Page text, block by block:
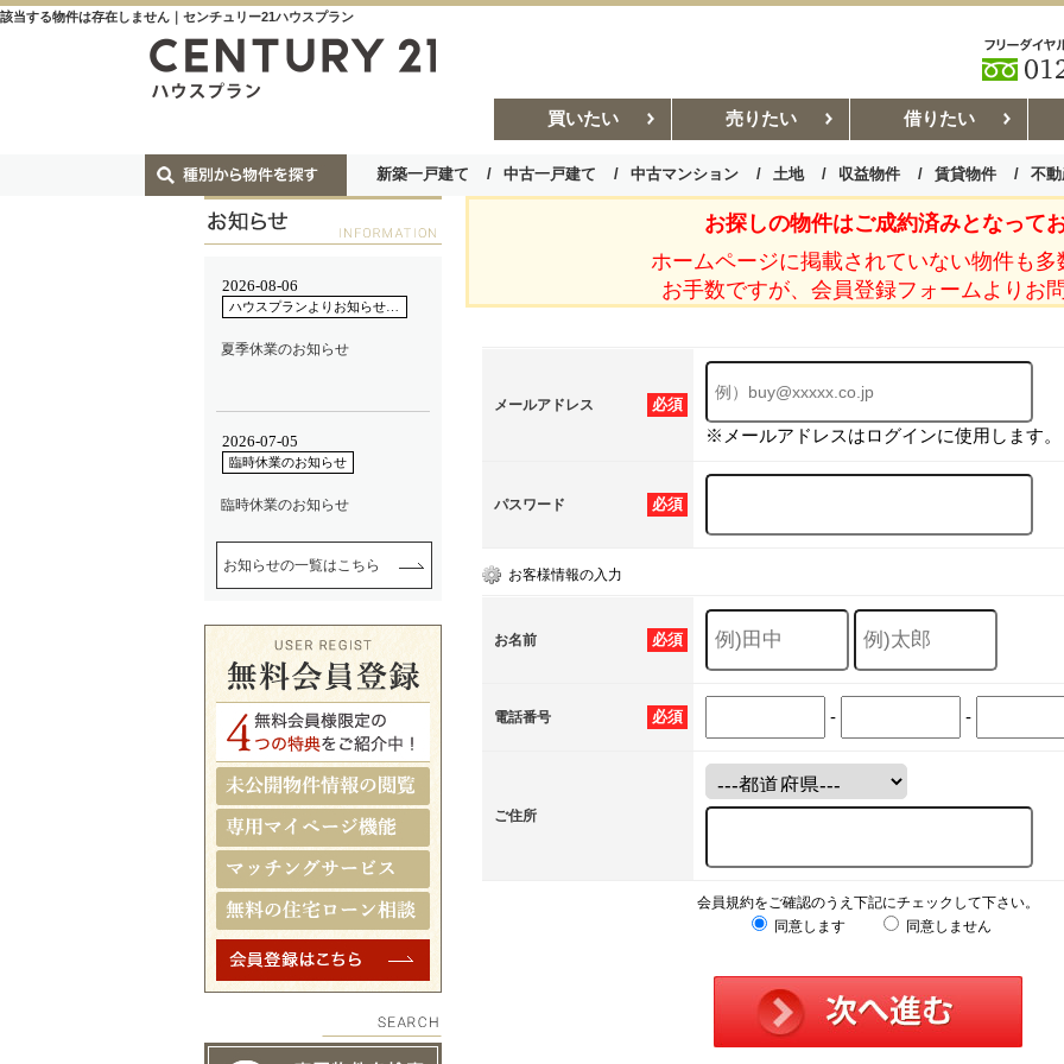
該当する物件は存在しません｜センチュリー21ハウスプラン
買いたい 売りたい 借りたい
新築一戸建て 中古一戸建て 中古マンション 土地 収益物件 賃貸物件 不
お部屋探しコラム 賃貸管理コ
お探しの物件はご成約済みとなってお
ホームページに掲載されていない物件も多
お手数ですが、会員登録フォームよりお
必須
メールアドレス
※メールアドレスはログインに使用します。
必須
パスワード
お客様情報の入力
必須
お名前
必須
電話番号 - -
ご住所
会員規約をご確認のうえ下記にチェックして下さい。
同意します
同意しません
お知らせの一覧はこちら